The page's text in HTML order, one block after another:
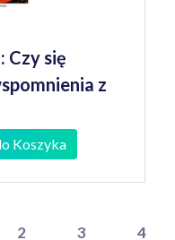
Czy się
z
Koszyka
2 3 4